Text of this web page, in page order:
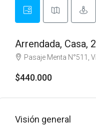
Arrendada, Casa,
Pasaje Menta N°511,
$440.000
Visión general